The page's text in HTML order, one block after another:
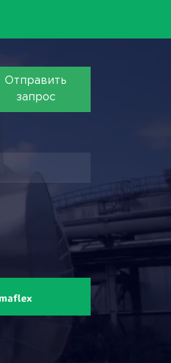
Отправить
запрос